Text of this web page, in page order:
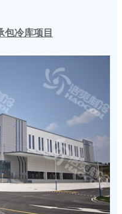
包冷库项目